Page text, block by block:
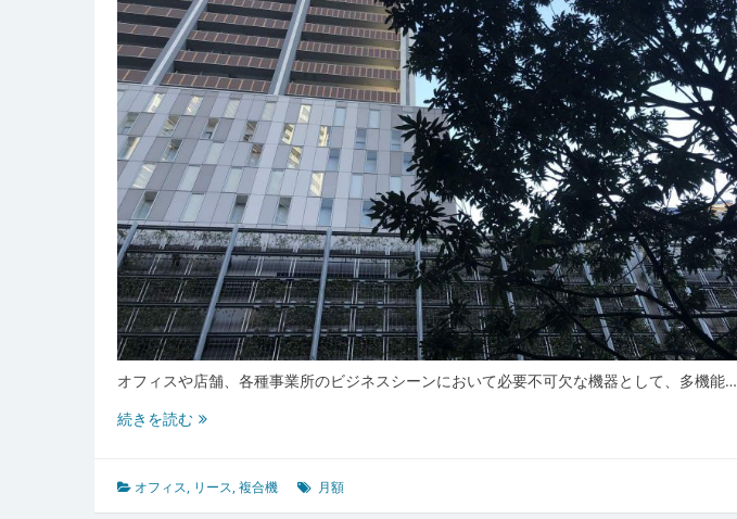
オフィスや店舗、各種事業所のビジネスシーンにおいて必要不可欠な機器として、多機能…
続きを読む複
の
リ
オフィス, リース,複合機 月額